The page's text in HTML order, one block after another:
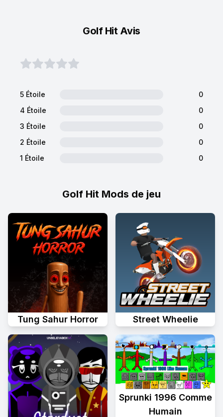
Golf Hit Mods de jeu
Tung Sahur Horror Street Wheelie
Sprunki 1996 Comme
Humain
Golf Hit Avis
5 Étoile
0
4 Étoile
0
3 Étoile
0
2 Étoile
0
1 Étoile
0